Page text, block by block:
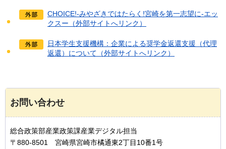
CHOICE!-みやざきではたらく!宮崎を第一志望に-エッ
クスー（外部サイトへリンク）
日本学生支援機構：企業による奨学金返還支援（代理
返還）について（外部サイトへリンク）
お問い合わせ
総合政策部産業政策課産業デジタル担当
〒880-8501 宮崎県宮崎市橘通東2丁目10番1号